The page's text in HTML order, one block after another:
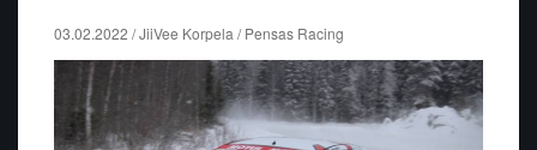
03.02.2022 / JiiVee Korpela / Pensas Racing